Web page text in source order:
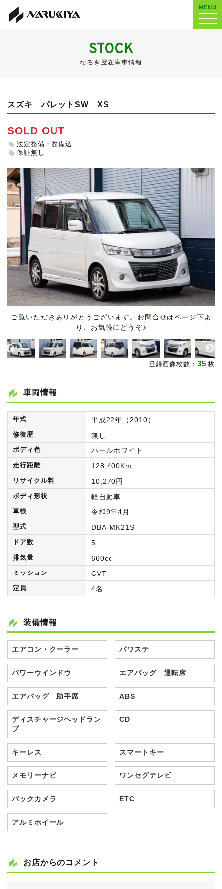
MENU
STOCK
なるき屋在庫車情報
スズキ パレットSW XS
SOLD OUT
法定整備：整備込
保証無し
ご覧いただきありがとうございます。お問合せはページ下よ
り、お気軽にどうぞ♪
登録画像枚数： 35 枚
車両情報
年式 平成22年（2010）
修復歴 無し
ボディ色 パールホワイト
走行距離 128,400Km
リサイクル料 10,270円
ボディ形状 軽自動車
車検 令和9年4月
型式 DBA-MK21S
ドア数 5
排気量 660cc
ミッション CVT
定員 4名
装備情報
エアコン・クーラー パワステ
パワーウインドウ エアバッグ 運転席
エアバッグ 助手席 ABS
ディスチャージヘッドラン
プ
CD
キーレス スマートキー
メモリーナビ ワンセグテレビ
バックカメラ ETC
アルミホイール
お店からのコメント